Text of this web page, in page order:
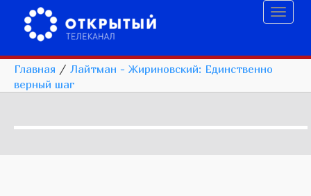
Главная / Лайтман - Жириновский: Единственно
верный шаг